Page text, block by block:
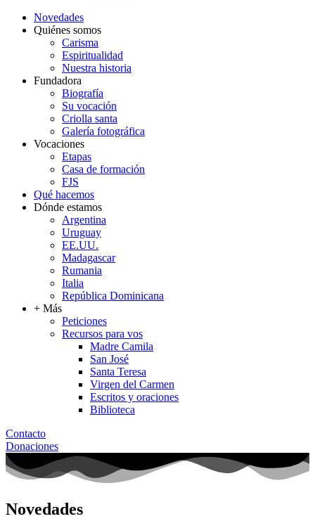
Novedades
Quiénes somos
Carisma
Espiritualidad
Nuestra historia
Fundadora
Biografía
Su vocación
Criolla santa
Galería fotográfica
Vocaciones
Etapas
Casa de formación
FJS
Qué hacemos
Dónde estamos
Argentina
Uruguay
EE.UU.
Madagascar
Rumania
Italia
República Dominicana
+ Más
Peticiones
Recursos para vos
Madre Camila
San José
Santa Teresa
Virgen del Carmen
Escritos y oraciones
Biblioteca
Contacto
Donaciones
Novedades